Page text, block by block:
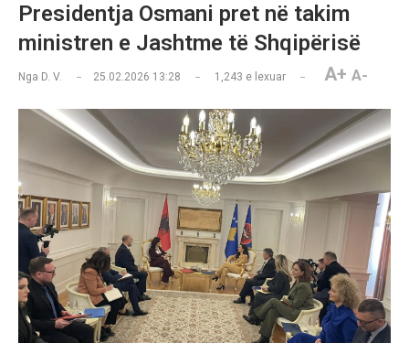
Presidentja Osmani pret në takim
ministren e Jashtme të Shqipërisë
Nga D. V. 25.02.2026 13:28 1,243 e lexuar A+ A-